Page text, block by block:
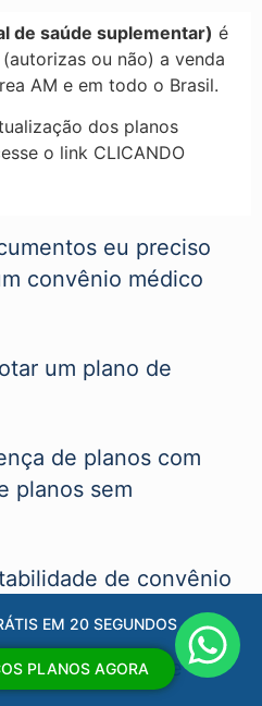
de saúde suplementar) é
ou não) a venda
AM​ e em todo o Brasil.
dos planos
o link CLICANDO
eu preciso
convênio médico
um plano de
de planos com
planos sem
de convênio
plano de saúde
EM 20 SEGUNDOS
PLANOS AGORA